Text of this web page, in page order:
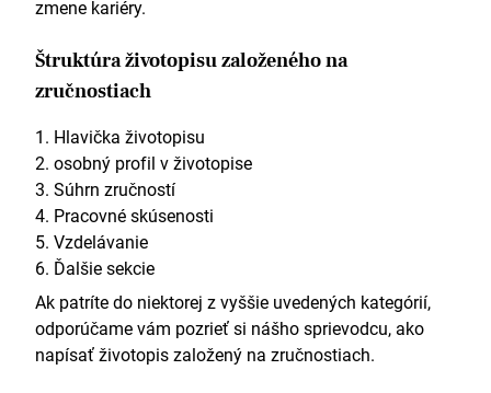
zmene kariéry.
Štruktúra životopisu založeného na
zručnostiach
Hlavička životopisu
osobný profil v životopise
Súhrn zručností
Pracovné skúsenosti
Vzdelávanie
Ďalšie sekcie
Ak patríte do niektorej z vyššie uvedených kategórií,
odporúčame vám pozrieť si nášho sprievodcu, ako
napísať životopis založený na zručnostiach.